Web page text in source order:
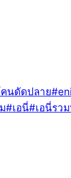
นดัดปลาย#
#เอนี่#เอนี่รว